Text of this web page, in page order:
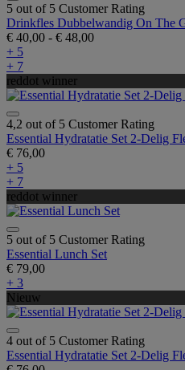
5 out of 5 Customer Rating
Drinkfles Dubbelwandig On The
€ 40,00 - € 48,00
+ 5
+ 7
reddot winner
4,2 out of 5 Customer Rating
Essential Hydratatie Set 2-Delig
€ 76,00
+ 5
+ 7
reddot winner
5 out of 5 Customer Rating
Essential Lunch Set
€ 79,00
+ 3
Nieuw
4 out of 5 Customer Rating
Essential Hydratatie Set 2-Delig